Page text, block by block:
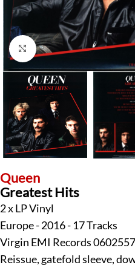
Klick zum Vergrößern
Queen
Greatest Hits
2 x LP Vinyl
Europe - 2016 - 17 Tracks
Virgin EMI Records
Reissue, gatefold sleeve,